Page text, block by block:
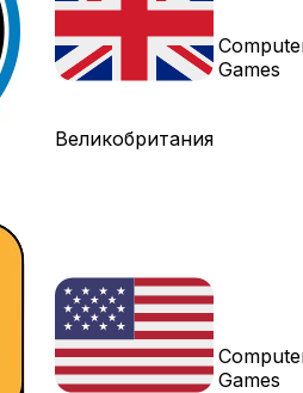
Великобритания
Games
Games